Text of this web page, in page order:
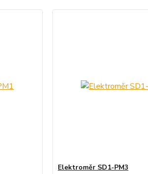
Elektroměr SD1-PM3